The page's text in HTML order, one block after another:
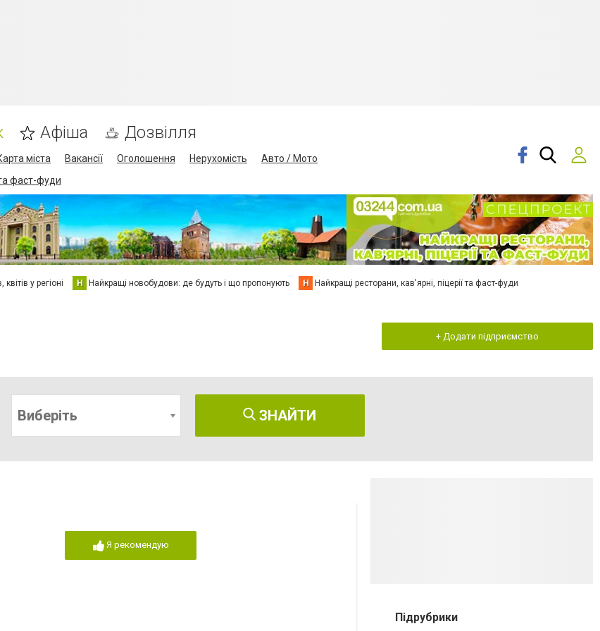
Афіша Дозвілля
міста Вакансії Оголошення Нерухомість
Авто / Мото
фаст-фуди
у регіоні Н Найкращі новобудови: де будуть і що пропонують Н Найкращі ресторани, кав'ярні, піцерії та фаст-фуди
+ Додати підприємство
Виберіть ЗНАЙТИ
Я рекомендую
Підрубрики